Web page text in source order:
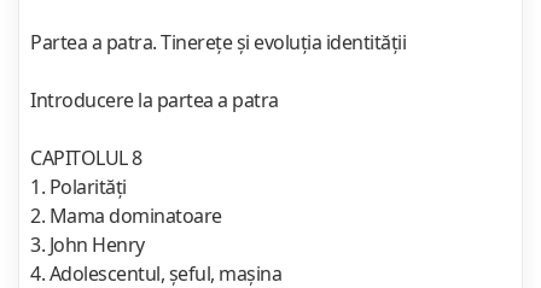
Partea a patra. Tinereţe şi evoluţia identităţii
Introducere la partea a patra
CAPITOLUL 8
1. Polarităţi
2. Mama dominatoare
3. John Henry
4. Adolescentul, şeful, maşina